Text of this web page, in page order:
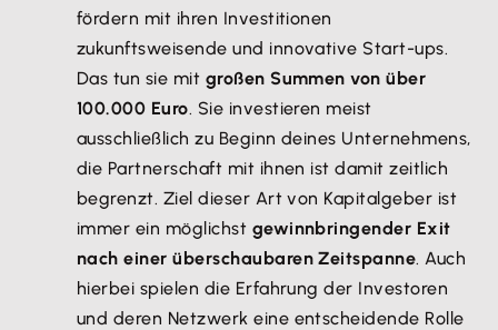
fördern mit ihren Investitionen
zukunftsweisende und innovative Start-ups.
Das tun sie mit großen Summen von über
100.000 Euro. Sie investieren meist
ausschließlich zu Beginn deines Unternehmens,
die Partnerschaft mit ihnen ist damit zeitlich
begrenzt. Ziel dieser Art von Kapitalgeber ist
immer ein möglichst gewinnbringender Exit
nach einer überschaubaren Zeitspanne. Auch
hierbei spielen die Erfahrung der Investoren
und deren Netzwerk eine entscheidende Rolle